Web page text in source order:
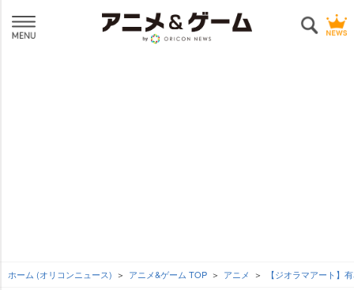
ホーム (オリコンニュース) アニメ&ゲーム TOP アニメ 【ジオラマアート】